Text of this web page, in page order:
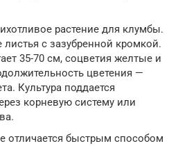
растение для клумбы.
с зазубренной кромкой.
35-70 см, соцветия желтые и
цветения —
Культура поддается
корневую систему или
отличается быстрым способом